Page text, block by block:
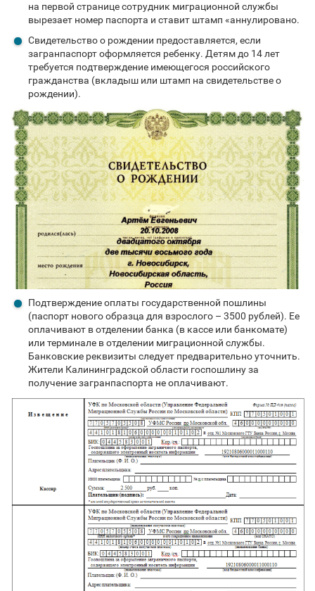
на первой странице сотрудник миграционной службы
вырезает номер паспорта и ставит штамп «аннулировано.
Свидетельство о рождении предоставляется, если
загранпаспорт оформляется ребенку. Детям до 14 лет
требуется подтверждение имеющегося российского
гражданства (вкладыш или штамп на свидетельстве о
рождении).
Подтверждение оплаты государственной пошлины
(паспорт нового образца для взрослого – 3500 рублей). Ее
оплачивают в отделении банка (в кассе или банкомате)
или терминале в отделении миграционной службы.
Банковские реквизиты следует предварительно уточнить.
Жители Калининградской области госпошлину за
получение загранпаспорта не оплачивают.